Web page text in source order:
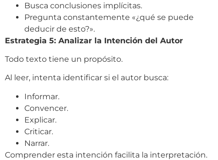
Busca conclusiones implícitas.
Pregunta constantemente «¿qué se puede
deducir de esto?».
Estrategia 5: Analizar la Intención del Autor
Todo texto tiene un propósito.
Al leer, intenta identificar si el autor busca:
Informar.
Convencer.
Explicar.
Criticar.
Narrar.
Comprender esta intención facilita la interpretación.